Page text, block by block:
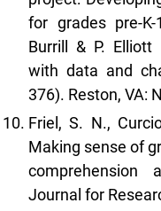
for grades pre-
Burrill & P. Elliott
with data and
376). Reston, VA:
Friel, S. N.,
Making sense of
comprehension
Journal for